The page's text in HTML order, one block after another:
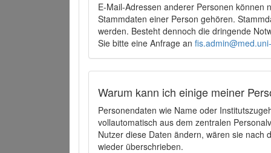
E-Mail-Adressen anderer Personen können
Stammdaten einer Person gehören.
werden. Besteht dennoch die dringende
Sie bitte eine Anfrage an
Warum kann ich einige meiner
Personendaten wie Name oder
vollautomatisch aus dem zentralen
Nutzer diese Daten ändern, wären sie
wieder überschrieben.